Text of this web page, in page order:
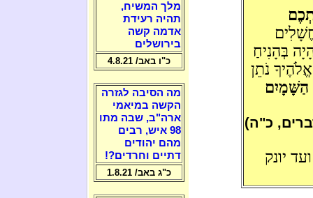
בְּהָנִיחַ
נֹתֵן
כ"ה)
יונק
מלך המשיח,
תהיה רעידת
אדמה קשה
בירושלים
כ"ו באב/ 4.8.21
מה הסיבה לגזרה
הקשה במיאמי
ארה"ב, שבה מתו
98 איש, רבים
מהם יהודים
דתיים וחרדים?!
כ"ג באב/ 1.8.21